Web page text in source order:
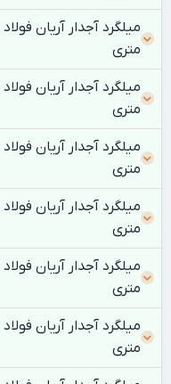
متری
متری
متری
متری
متری
متری